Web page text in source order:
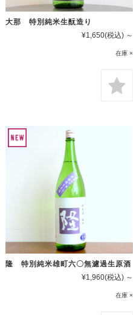
大那 特別純米生酛造り
¥1,650(税込) ～
在庫 ×
隆 特別純米雄町六〇無濾過生原酒
¥1,960(税込) ～
在庫 ×